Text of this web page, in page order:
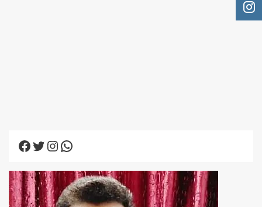
Facebook
Twitter
Instagram
WhatsApp